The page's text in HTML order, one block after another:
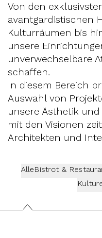
Von den
avantgardistischen
Kulturräumen bis
unsere
unverwechselbare
schaffen.
In diesem Bereich
Auswahl von
unsere Ästhetik
mit den Visionen
Architekten und
AlleBistrot &